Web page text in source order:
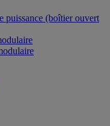
puissance (boîtier ouvert